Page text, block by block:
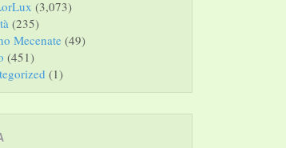
(3,073)
(235)
Mecenate (49)
(451)
(1)